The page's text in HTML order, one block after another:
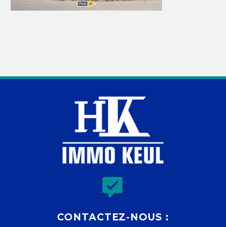


CONTACTEZ-NOUS :